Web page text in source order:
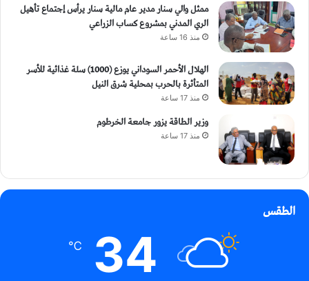
ممثل والي سنار مدير عام مالية سنار يرأس إجتماع تأهيل
الري المدني بمشروع كساب الزراعي
منذ 16 ساعة
الهلال الأحمر السوداني يوزع (1000) سلة غذائية للأسر
المتأثرة بالحرب بمحلية شرق النيل
منذ 17 ساعة
وزير الطاقة يزور جامعة الخرطوم
منذ 17 ساعة
الطقس
34
℃